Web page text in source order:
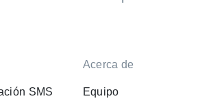
SMS
Acerca de
Equipo